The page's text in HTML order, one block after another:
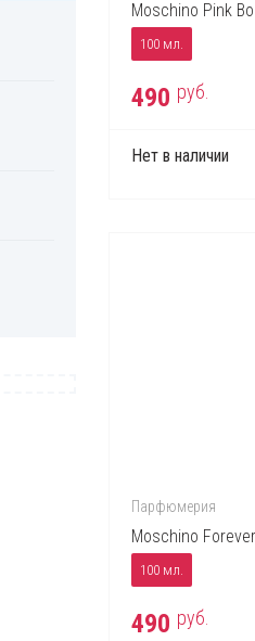
Moschino Pink
100 мл.
490 руб.
Нет в наличии
Парфюмерия
Moschino Forever
100 мл.
490 руб.